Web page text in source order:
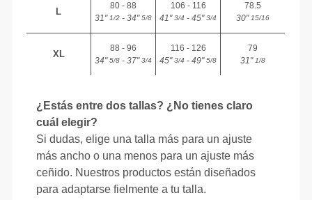
L
80 - 88
31"1/2 - 34"5/8
106 - 116
41"3/4 - 45"3/4
78.5
30"15/16
XL
88 - 96
34"5/8 - 37"3/4
116 - 126
45"3/4 - 49"5/8
79
31"1/8
¿Estás entre dos tallas? ¿No tienes claro
cuál elegir?
Si dudas, elige una talla más para un ajuste
más ancho o una menos para un ajuste más
ceñido. Nuestros productos están diseñados
para adaptarse fielmente a tu talla.